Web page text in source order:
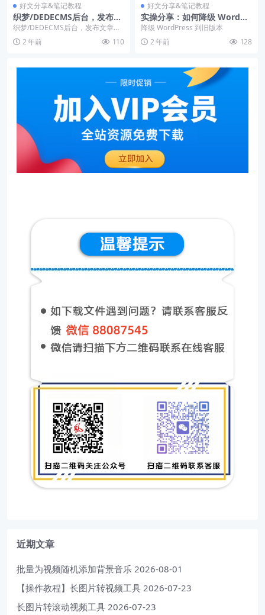
好文分享&笔记教程
织梦/DEDECMS后台，发布文
章时，上传图片框显示乱码，
什么原因？怎么解决？
织梦/DEDECMS后台，发布文章
时，上传图片框显示乱码
2 年前 110
好文分享&笔记教程
实操分享：如何降级 WordPr
ess 到旧版本？
降级 WordPress 到旧版本
2 年前
128
近期文章
批量为视频随机添加背景音乐 2026-08-01
【操作教程】长图片转视频工具 2026-07-23
长图片转滚动视频工具 2026-07-23